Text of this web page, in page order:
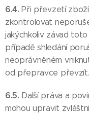
6.4.Při převzetí
zkontrolovat
jakýchkoliv závad
případě shledání
neoprávněném
od přepravce převzít.
6.5. Další práva a
mohou upravit